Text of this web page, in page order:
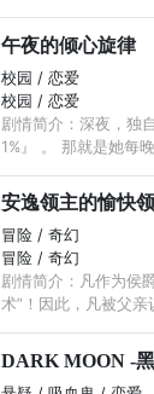
午夜的倾心旋律
校园 / 恋爱
校园 / 恋爱
剧情简介：深夜，独
1%』 。 那就是她每
安逸领主的愉快
冒险 / 奇幻
冒险 / 奇幻
剧情简介：凡作为侯
术”！因此，凡被父亲
DARK MOON -